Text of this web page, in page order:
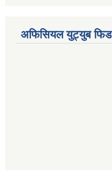
अफिसियल युट्युब फिड